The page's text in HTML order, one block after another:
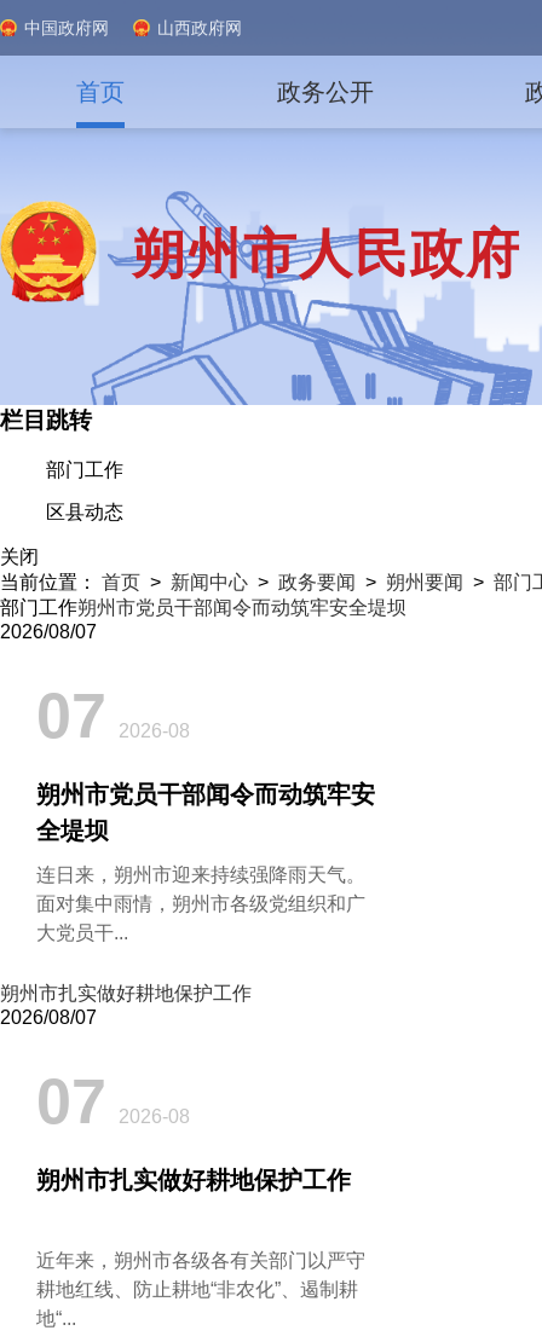
中国政府网 山西政府网
首页 政务公开
朔州市人民政府
栏目跳转
部门工作
区县动态
关闭
当前位置： 首页 > 新闻中心 > 政务要闻 > 朔州要闻 > 部门
部门工作朔州市党员干部闻令而动筑牢安全堤坝
2026/08/07
07 2026-08
朔州市党员干部闻令而动筑牢安
全堤坝
连日来，朔州市迎来持续强降雨天气。
面对集中雨情，朔州市各级党组织和广
大党员干...
朔州市扎实做好耕地保护工作
2026/08/07
07 2026-08
朔州市扎实做好耕地保护工作
​近年来，朔州市各级各有关部门以严守
耕地红线、防止耕地“非农化”、遏制耕
地“...